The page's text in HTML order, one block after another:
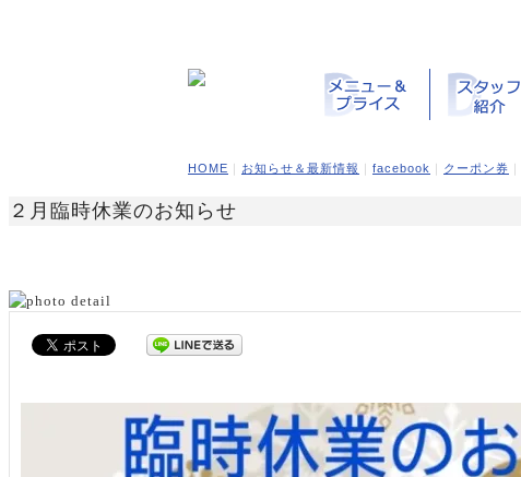
HOME お知らせ＆最新情報 facebook クーポン券
２月臨時休業のお知らせ